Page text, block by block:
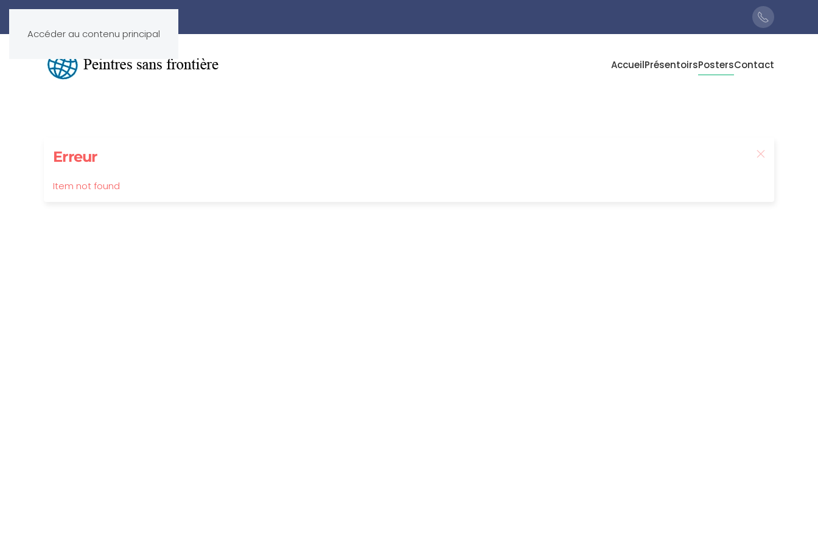
Accéder au contenu principal
AccueilPrésentoirsPostersContact
Erreur
Item not found